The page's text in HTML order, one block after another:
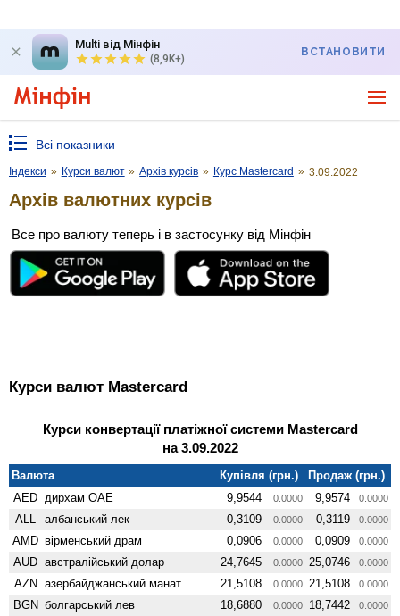
Multi від Мінфін
(8,9K+)
ВСТАНОВИТИ
Всі показники
Індекси » Курси валют » Архів курсів » Курс Mastercard » 3.09.2022
Архів валютних курсів
Все про валюту теперь і в застосунку від Мінфін
Курси валют Mastercard
Курси конвертації платіжної системи Mastercard
на 3.09.2022
Валюта Купівля (грн.)
Продаж (грн.)
AED дирхам ОАЕ 9,9544 0.0000 9,9574 0.0000
ALL албанський лек 0,3109 0.0000 0,3119 0.0000
AMD вiрменський драм 0,0906 0.0000 0,0909 0.0000
AUD австралійський долар 24,7645 0.0000 25,0746 0.0000
AZN азербайджанський манат 21,5108 0.0000 21,5108 0.0000
BGN болгарський лев 18,6880 0.0000 18,7442 0.0000